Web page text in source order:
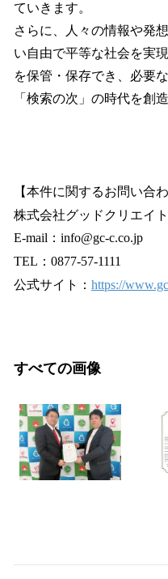
ていきます。
さらに、人々の情報や発
い自由で平等な社会を実
を保管・保存でき、必要
「検索の次」の時代を創
【本件に関するお問い合わ
株式会社グッドクリエイト
E-mail：info@gc-c.co.jp
TEL：0877-57-1111
公式サイト： https://
すべての画像